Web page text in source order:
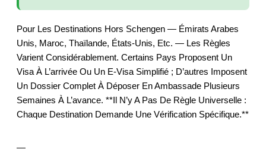
Pour Les Destinations Hors Schengen — Émirats Arabes
Unis, Maroc, Thaïlande, États-Unis, Etc. — Les Règles
Varient Considérablement. Certains Pays Proposent Un
Visa À L’arrivée Ou Un E-Visa Simplifié ; D’autres Imposent
Un Dossier Complet À Déposer En Ambassade Plusieurs
Semaines À L’avance. **Il N’y A Pas De Règle Universelle :
Chaque Destination Demande Une Vérification Spécifique.**
—